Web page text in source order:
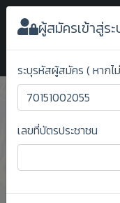
ระบบยืนยันสิท
ผู้สมัครเข้าสู่ร
ระบุรหัสผู้สมัคร ( หาก
เลขที่บัตรประชาชน